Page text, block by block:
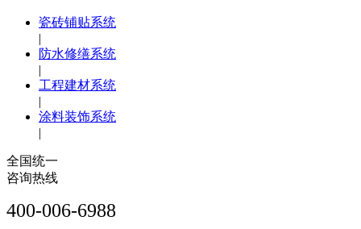
瓷砖铺贴系统
|
防水修缮系统
|
工程建材系统
|
涂料装饰系统
|
全国统一
咨询热线
400-006-6988